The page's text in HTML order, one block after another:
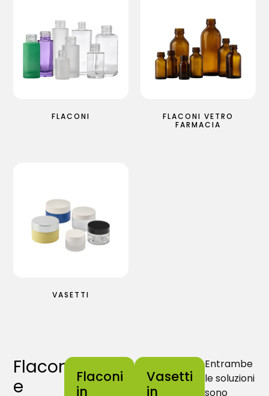
FLACONI
FLACONI VETRO
FARMACIA
VASETTI
Flaconi
e
Flaconi
in
Vasetti
in
Entrambe
le soluzioni
sono